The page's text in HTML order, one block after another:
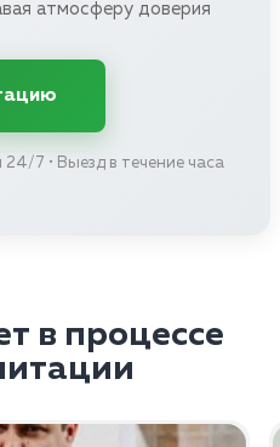
атмосферу доверия
7 • Выезд в течение часа
в процессе